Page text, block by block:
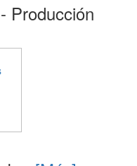
Producción